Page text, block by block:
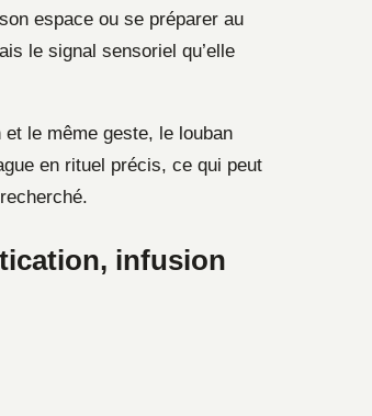
espace ou se préparer au
le signal sensoriel qu’elle
le même geste, le louban
en rituel précis, ce qui peut
infusion